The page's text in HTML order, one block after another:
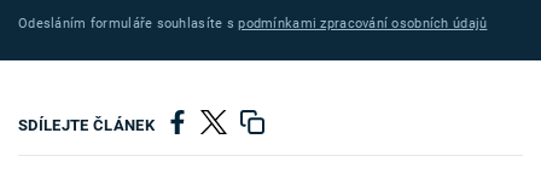
Odesláním formuláře souhlasíte spodmínkami zpracování osobních údajů
SDÍLEJTE ČLÁNEK